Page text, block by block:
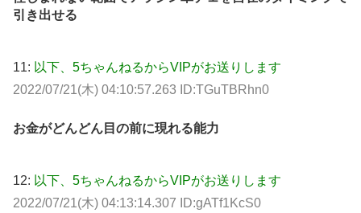
引き出せる
11: 以下、5ちゃんねるからVIPがお送りします
2022/07/21(木) 04:10:57.263 ID:TGuTBRhn0
お金がどんどん目の前に現れる能力
12: 以下、5ちゃんねるからVIPがお送りします
2022/07/21(木) 04:13:14.307 ID:gATf1KcS0